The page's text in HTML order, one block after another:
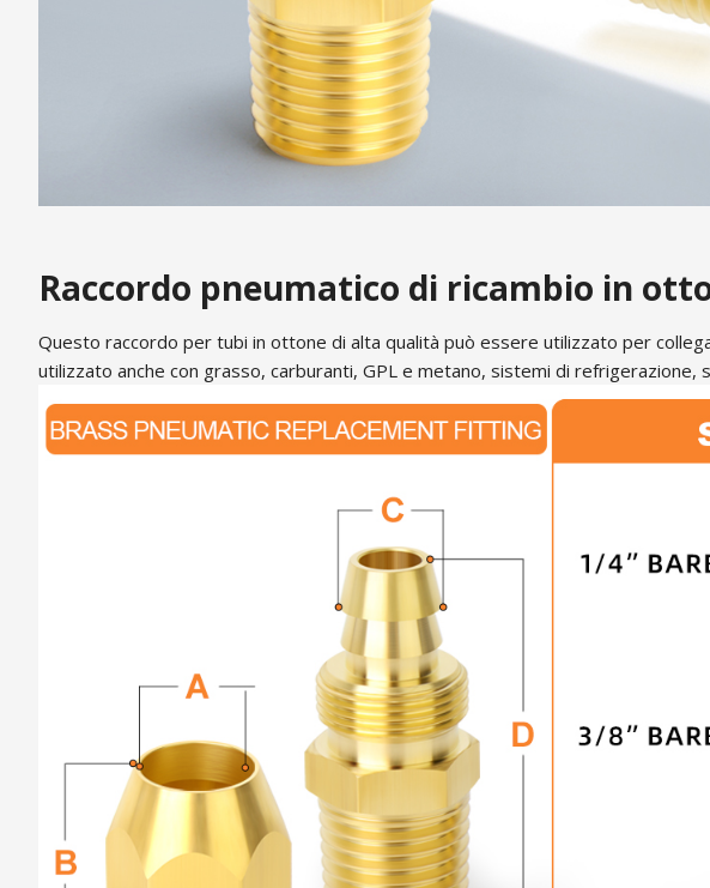
Raccordo pneumatico di ricambio in
Questo raccordo per tubi in ottone di alta qualità può essere utilizzato per
utilizzato anche con grasso, carburanti, GPL e metano, sistemi di